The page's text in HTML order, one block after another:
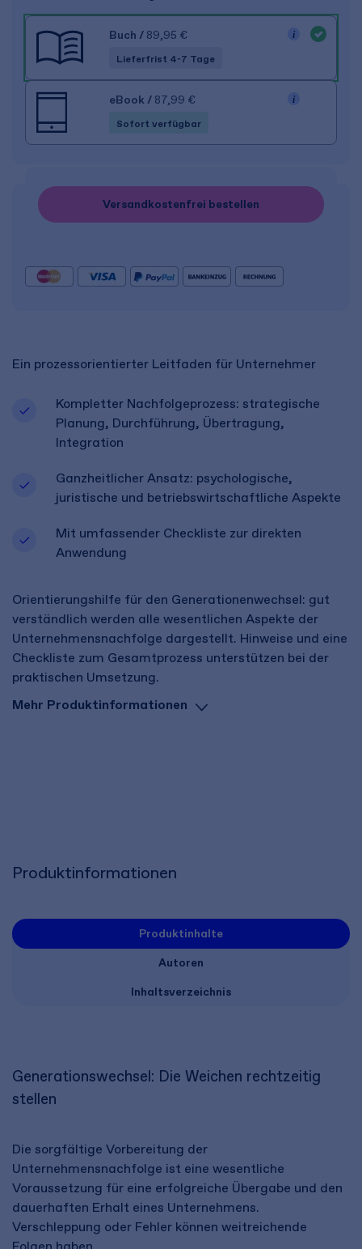
Ein prozessorientierter Leitfaden für Unternehmer
Kompletter Nachfolgeprozess: strategische
Planung, Durchführung, Übertragung,
Integration
Ganzheitlicher Ansatz: psychologische,
juristische und betriebswirtschaftliche Aspekte
Mit umfassender Checkliste zur direkten
Anwendung
Orientierungshilfe für den Generationenwechsel: gut
verständlich werden alle wesentlichen Aspekte der
Unternehmensnachfolge dargestellt. Hinweise und eine
Checkliste zum Gesamtprozess unterstützen bei der
praktischen Umsetzung.
Mehr Produktinformationen
Buch / 89,95 €
Lieferfrist 4-7 Tage
eBook / 87,99 €
Sofort verfügbar
Versandkostenfrei bestellen
Produktinformationen
Produktinhalte
Autoren
Inhaltsverzeichnis
Generationswechsel: Die Weichen rechtzeitig
stellen
Die sorgfältige Vorbereitung der
Unternehmensnachfolge ist eine wesentliche
Voraussetzung für eine erfolgreiche Übergabe und den
dauerhaften Erhalt eines Unternehmens.
Verschleppung oder Fehler können weitreichende